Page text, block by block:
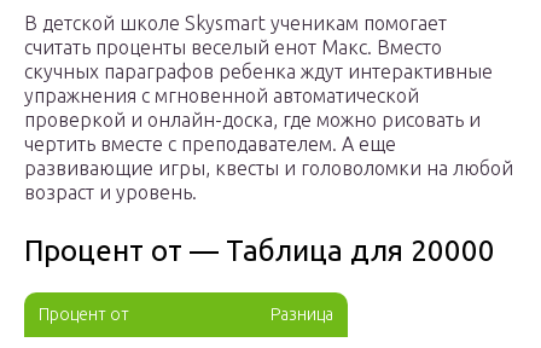
В детской школе Skysmart ученикам помогает
считать проценты веселый енот Макс. Вместо
скучных параграфов ребенка ждут интерактивные
упражнения с мгновенной автоматической
проверкой и онлайн-доска, где можно рисовать и
чертить вместе с преподавателем. А еще
развивающие игры, квесты и головоломки на любой
возраст и уровень.
Процент от — Таблица для 20000
Процент от Разница